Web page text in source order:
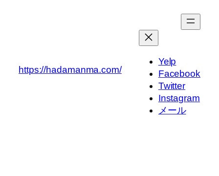
https://hadamanma.com/
Yelp
Facebook
Twitter
Instagram
メール